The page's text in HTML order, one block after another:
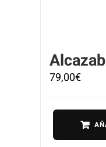
79,00€